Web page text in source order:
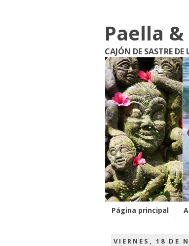
Paella &
CAJÓN DE SASTRE DE
Página principal
VIERNES, 18 DE